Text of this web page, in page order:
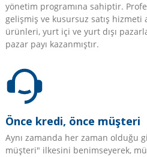
yönetim programına sahiptir.
gelişmiş ve kusursuz satış hizmeti
ürünleri, yurt içi ve yurt dışı
pazar payı kazanmıştır.
Önce kredi, önce müşteri
Aynı zamanda her zaman olduğu
müşteri" ilkesini benimseyerek,